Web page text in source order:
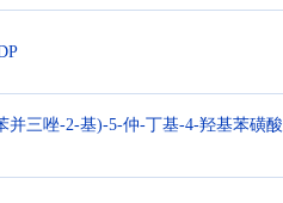
并三唑-2-基)-5-仲-丁基-4-羟基苯磺酸